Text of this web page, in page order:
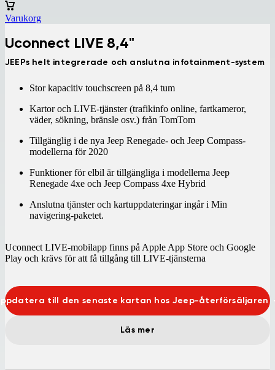
Varukorg
Uconnect LIVE 8,4"
JEEPs helt integrerade och anslutna infotainment-system
Stor kapacitiv touchscreen på 8,4 tum
Kartor och LIVE-tjänster (trafikinfo online, fartkameror,
väder, sökning, bränsle osv.) från TomTom
Tillgänglig i de nya Jeep Renegade- och Jeep Compass-
modellerna för 2020
Funktioner för elbil är tillgängliga i modellerna Jeep
Renegade 4xe och Jeep Compass 4xe Hybrid
Anslutna tjänster och kartuppdateringar ingår i Min
navigering-paketet.
Uconnect LIVE-mobilapp finns på Apple App Store och Google
Play och krävs för att få tillgång till LIVE-tjänsterna
till den senaste kartan hos Jeep-återförsäljaren
Läs mer